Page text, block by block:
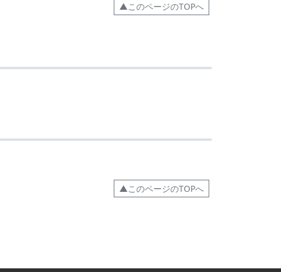
▲このページのTOPへ
▲このページのTOPへ